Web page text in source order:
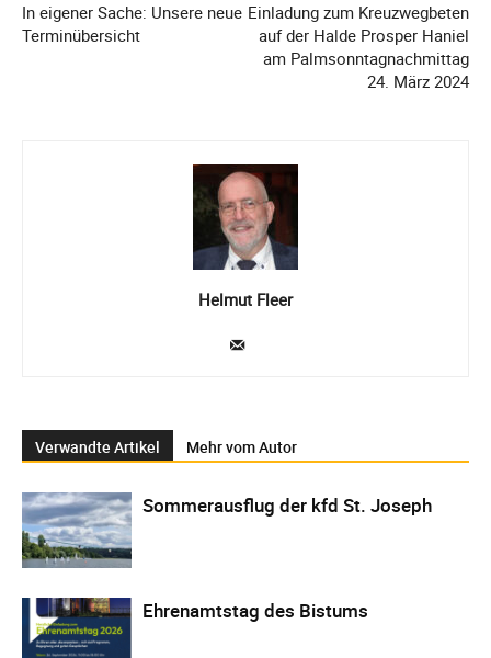
In eigener Sache: Unsere neue
Terminübersicht
Einladung zum Kreuzwegbeten
auf der Halde Prosper Haniel
am Palmsonntagnachmittag
24. März 2024
Helmut Fleer
Verwandte Artikel Mehr vom Autor
Sommerausflug der kfd St. Joseph
Ehrenamtstag des Bistums